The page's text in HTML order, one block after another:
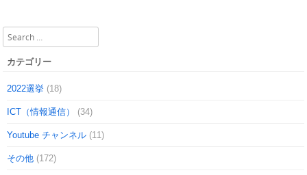
Search
カテゴリー
2022選挙 (18)
ICT（情報通信） (34)
Youtube チャンネル (11)
その他 (172)